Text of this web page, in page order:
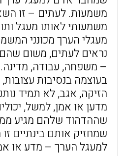
משמעות. לעתים – זו
משמעותי לאותו מעגל
מעגלי הערך מכונני
נראים לעתים, משום שהם
– משפחה, עבודה,
בעוצמה בנסיבות
הזיקה, אגב, לא תמיד
מדען או אמן, למשל,
שההדהוד שלהם מגיע
שמחזיק אותם בינתיים
למעגל הערך – מדע או